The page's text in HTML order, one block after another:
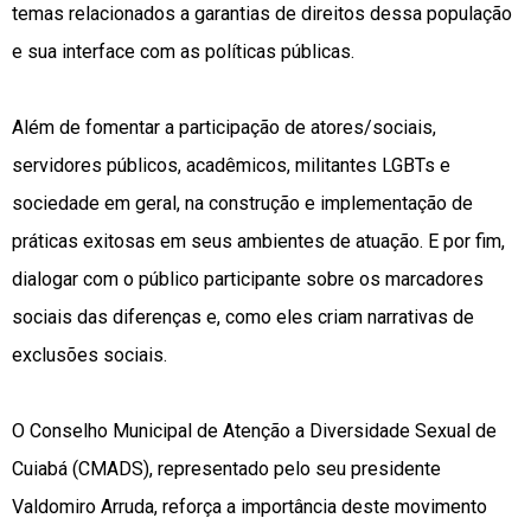
temas relacionados a garantias de direitos dessa população
e sua interface com as políticas públicas.
Além de fomentar a participação de atores/sociais,
servidores públicos, acadêmicos, militantes LGBTs e
sociedade em geral, na construção e implementação de
práticas exitosas em seus ambientes de atuação. E por fim,
dialogar com o público participante sobre os marcadores
sociais das diferenças e, como eles criam narrativas de
exclusões sociais.
O Conselho Municipal de Atenção a Diversidade Sexual de
Cuiabá (CMADS), representado pelo seu presidente
Valdomiro Arruda, reforça a importância deste movimento